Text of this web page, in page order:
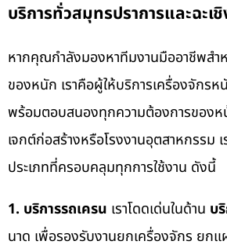
บริการทั่วสมุทรปราการและฉะเชิ
หากคุณกำลังมองหาทีมงานมืออาชีพสำ
ของหนัก เราคือผู้ให้บริการเครื่องจักรห
พร้อมตอบสนองทุกความต้องการของหน้
เจกต์ก่อสร้างหรือโรงงานอุตสาหกรรม
ประเภทที่ครอบคลุมทุกการใช้งาน ดังนี้
1. บริการรถเครน เราโดดเด่นในด้าน บ
นาด เพื่อรองรับงานยกเครื่องจักร ยก